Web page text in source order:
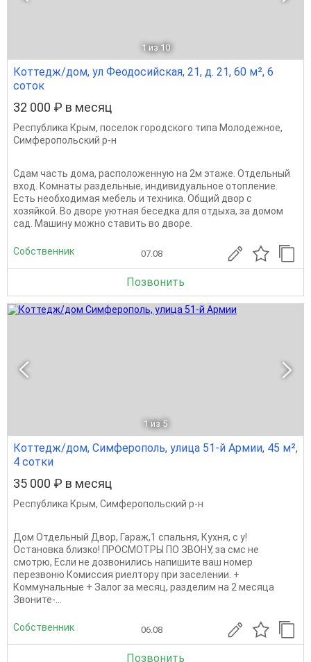
1 из 10
Коттедж/дом, ул Феодосийская, 21, д. 21, 60 м², 6
соток
32 000 ₽ в месяц
Республика Крым, поселок городского типа Молодежное,
Симферопольский р-н
Сдам часть дома, расположенную на 2м этаже. Отдельный
вход. Комнаты раздельные, индивидуальное отопление.
Есть необходимая мебель и техника. Общий двор с
хозяйкой. Во дворе уютная беседка для отдыха, за домом
сад. Машину можно ставить во дворе.
Собственник 07.08
Позвонить
1 из 5
Коттедж/дом, Симферополь, улица 51-й Армии, 45 м²,
4 сотки
35 000 ₽ в месяц
Республика Крым, Симферопольский р-н
Дом Отдельный Двор, Гараж,1 спальня, Кухня, с у!
Остановка близко! ПРОСМОТРЫ ПО ЗВОНУ, за смс не
смотрю, Если не дозвонились напишите ваш номер
перезвоню Комиссия риелтору при заселении. +
Коммунальные + Залог за месяц, разделим на 2 месяца
Звоните-...
Собственник 06.08
Позвонить